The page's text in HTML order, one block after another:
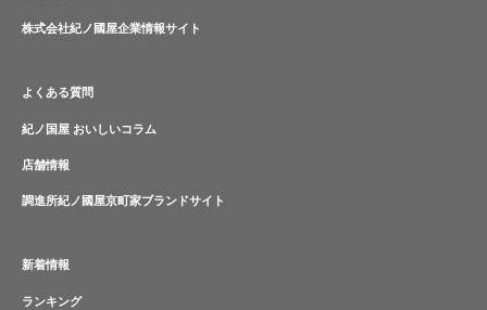
株式会社紀ノ國屋企業情報サイト
よくある質問
紀ノ国屋 おいしいコラム
店舗情報
調進所紀ノ國屋京町家ブランドサイト
新着情報
ランキング